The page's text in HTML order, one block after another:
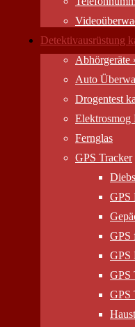
Detektivausrüstung
Abhörgeräte
Auto
Drogentest
Elektrosmog
Fernglas
GPS Tracker
GPS
GPS
GPS
GPS
GPS